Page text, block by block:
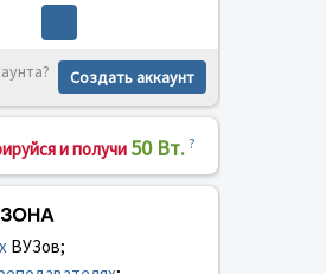
Создать аккаунт
и получи 50 Вт. ?
ВУЗов;